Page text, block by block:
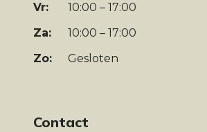
Vr:
10:00 – 17:00
Za:
10:00 – 17:00
Zo:
Gesloten
Contact